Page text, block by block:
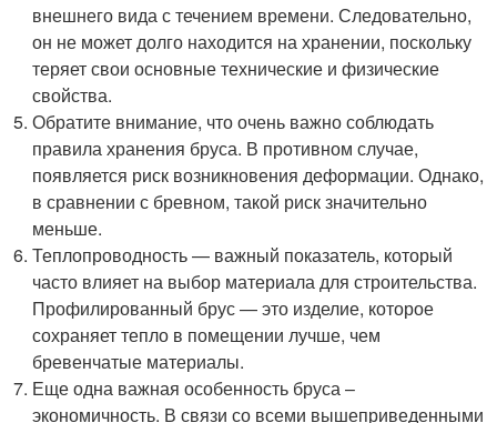
внешнего вида с течением времени. Следовательно,
он не может долго находится на хранении, поскольку
теряет свои основные технические и физические
свойства.
Обратите внимание, что очень важно соблюдать
правила хранения бруса. В противном случае,
появляется риск возникновения деформации. Однако,
в сравнении с бревном, такой риск значительно
меньше.
Теплопроводность — важный показатель, который
часто влияет на выбор материала для строительства.
Профилированный брус — это изделие, которое
сохраняет тепло в помещении лучше, чем
бревенчатые материалы.
Еще одна важная особенность бруса –
экономичность. В связи со всеми вышеприведенными